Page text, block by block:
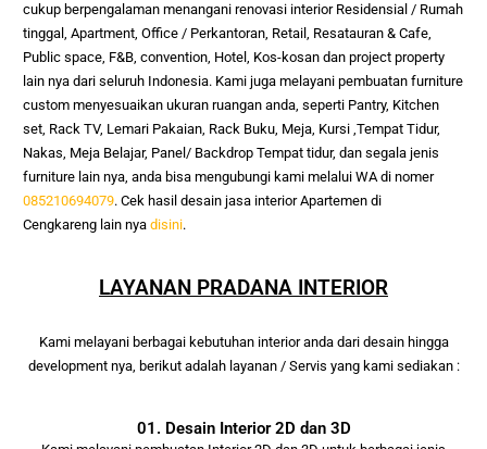
cukup berpengalaman menangani renovasi interior Residensial / Rumah
tinggal, Apartment, Office / Perkantoran, Retail, Resatauran & Cafe,
Public space, F&B, convention, Hotel, Kos-kosan dan project property
lain nya dari seluruh Indonesia. Kami juga melayani pembuatan furniture
custom menyesuaikan ukuran ruangan anda, seperti Pantry, Kitchen
set, Rack TV, Lemari Pakaian, Rack Buku, Meja, Kursi ,Tempat Tidur,
Nakas, Meja Belajar, Panel/ Backdrop Tempat tidur, dan segala jenis
furniture lain nya, anda bisa mengubungi kami melalui WA di nomer
085210694079. Cek hasil desain jasa interiorApartemen di
Cengkareng lain nyadisini.
LAYANAN PRADANA INTERIOR
Kami melayani berbagai kebutuhan interior anda dari desain hingga
development nya, berikut adalah layanan / Servis yang kami sediakan :
01. Desain Interior 2D dan 3D